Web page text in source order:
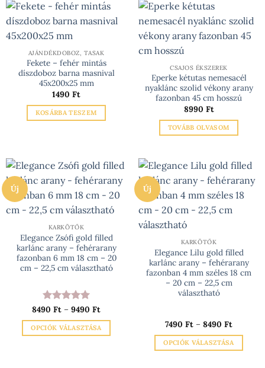
terméknek
több
A
változatok
a
termékoldalon
választhatók
ki
terméknek
több
variációja
változatok
a
termékoldalon
választhatók
ki
AJÁNDÉKDOBOZ, TASAK
Fekete – fehér mintás
díszdoboz barna masnival
45x200x25 mm
1490 Ft
KOSÁRBA TESZEM
CSAJOS ÉKSZEREK
Eperke kétutas nemesacél
nyaklánc szolid vékony arany
fazonban 45 cm hosszú
8990 Ft
TOVÁBB OLVASOM
Új
KARKÖTŐK
Elegance Zsófi gold filled
karlánc arany – fehérarany
fazonban 6 mm 18 cm – 20
cm – 22,5 cm választható
Értékelés:5
/ 5
8490 Ft – 9490 FtÁrtartomány:
-
9490 Ft
OPCIÓK VÁLASZTÁSA
Új
KARKÖTŐK
Elegance Lilu gold filled
karlánc arany – fehérarany
fazonban 4 mm széles 18 cm
– 20 cm – 22,5 cm
választható
7490 Ft – 8490 Ft
-
8490 Ft
OPCIÓK VÁLASZTÁSA